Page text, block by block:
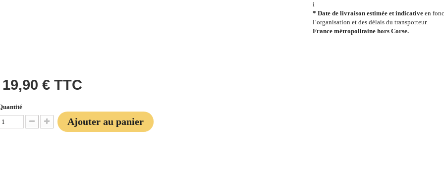
i
* Date de livraison estimée et indicativeen
l’organisation et des délais du transporteur.
France métropolitaine hors Corse.
19,90 € TTC
Diminuer la quantité
Augmenter la quantité
Ajouter au panier